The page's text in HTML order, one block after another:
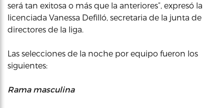
será tan exitosa o más que la anteriores”, expresó la
licenciada Vanessa Defilló, secretaria de la junta de
directores de la liga.
Las selecciones de la noche por equipo fueron los
siguientes:
Rama masculina